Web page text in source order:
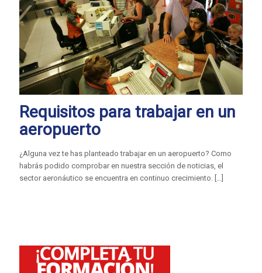
Requisitos para trabajar en un
aeropuerto
¿Alguna vez te has planteado trabajar en un aeropuerto? Como
habrás podido comprobar en nuestra sección de noticias, el
sector aeronáutico se encuentra en continuo crecimiento.